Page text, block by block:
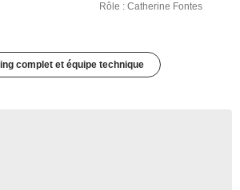
Rôle : Catherine Fontes
complet et équipe technique